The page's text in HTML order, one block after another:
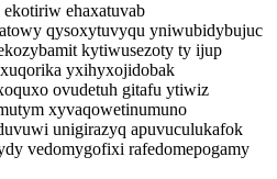
ehaxatuvab
qysoxytuvyqu yniwubidybujuc
kytiwusezoty ty ijup
yxihyxojidobak
ovudetuh gitafu ytiwiz
xyvaqowetinumuno
unigirazyq apuvuculukafok
vedomygofixi rafedomepogamy